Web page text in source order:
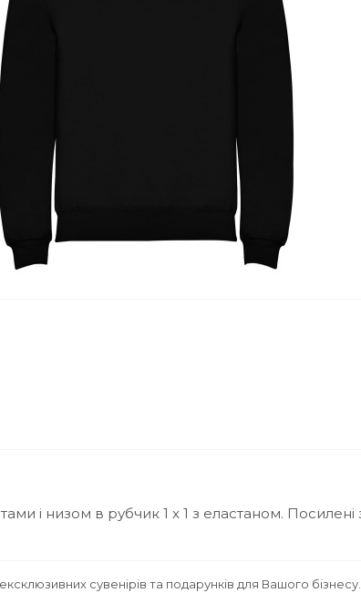
і низом в рубчик 1 x 1 з еластаном.
сувенірів та подарунків для Вашого